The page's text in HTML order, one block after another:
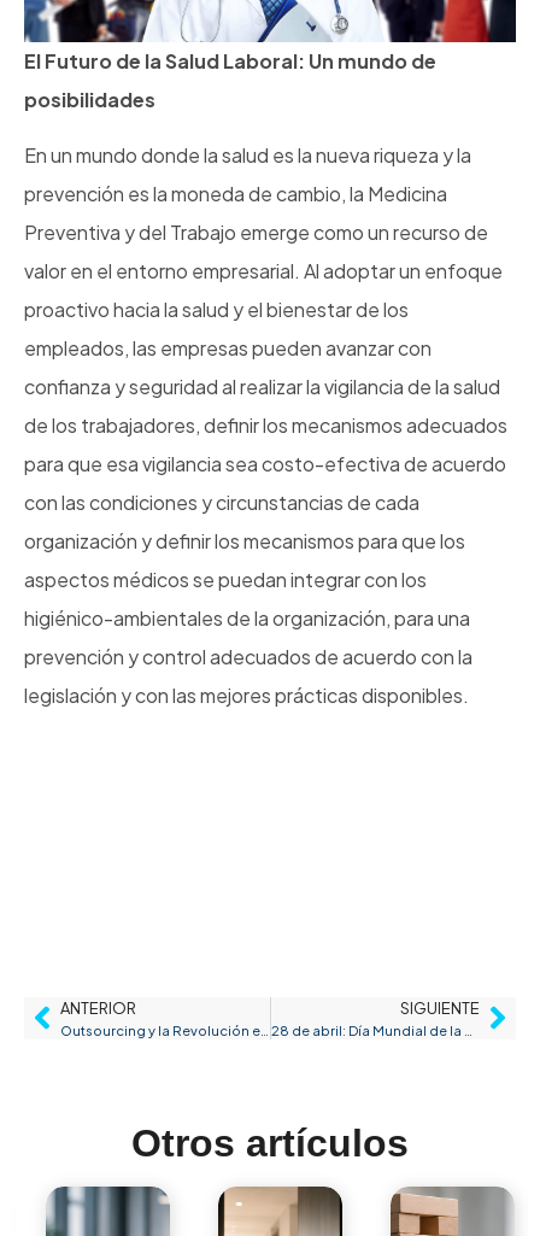
El Futuro de la Salud Laboral: Un mundo de
posibilidades
En un mundo donde la salud es la nueva riqueza y la
prevención es la moneda de cambio, la Medicina
Preventiva y del Trabajo emerge como un recurso de
valor en el entorno empresarial. Al adoptar un enfoque
proactivo hacia la salud y el bienestar de los
empleados, las empresas pueden avanzar con
confianza y seguridad al realizar la vigilancia de la salud
de los trabajadores, definir los mecanismos adecuados
para que esa vigilancia sea costo-efectiva de acuerdo
con las condiciones y circunstancias de cada
organización y definir los mecanismos para que los
aspectos médicos se puedan integrar con los
higiénico-ambientales de la organización, para una
prevención y control adecuados de acuerdo con la
legislación y con las mejores prácticas disponibles.
ANTERIOR SIGUIENTE
Otros artículos